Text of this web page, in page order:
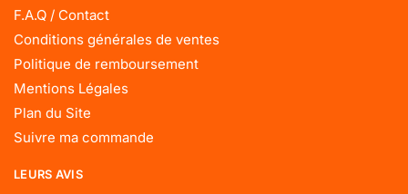
F.A.Q / Contact
Conditions générales de ventes
Politique de remboursement
Mentions Légales
Plan du Site
Suivre ma commande
LEURS AVIS